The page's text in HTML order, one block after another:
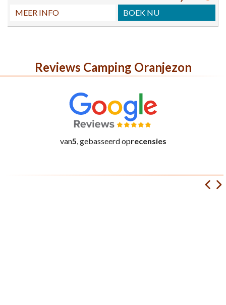
MEER INFO BOEK NU
Reviews Camping Oranjezon
van5, gebasseerd oprecensies